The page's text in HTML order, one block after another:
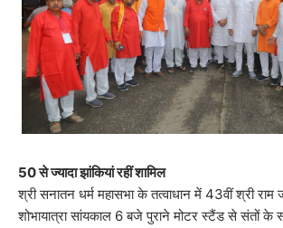
50 से ज्यादा झांकियां रहीं शामिल
श्री सनातन धर्म महासभा के तत्वाधान में 43वीं श्री राम
शोभायात्रा सांयकाल 6 बजे पुराने मोटर स्टैंड से संतों के